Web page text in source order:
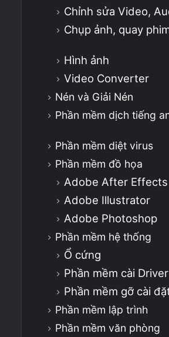
Chỉnh sửa Video,
Chụp ảnh, quay
Hình ảnh
Video Converter
Nén và Giải Nén
Phần mềm dịch tiếng
Phần mềm diệt virus
Phần mềm đồ họa
Adobe After Effects
Adobe Illustrator
Adobe Photoshop
Phần mềm hệ thống
Ổ cứng
Phần mềm cài Driver
Phần mềm gỡ cài
Phần mềm lập trình
Phần mềm văn phòng